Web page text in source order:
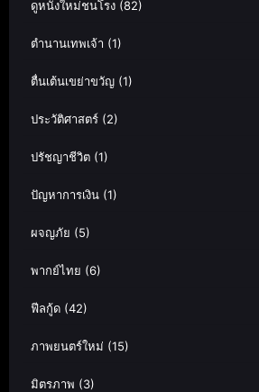
ดูหนังใหม่ชนโรง (82)
ตำนานเทพเจ้า (1)
ตื่นเต้นเขย่าขวัญ (1)
ประวัติศาสตร์ (2)
ปรัชญาชีวิต (1)
ปัญหาการเงิน (1)
ผจญภัย (5)
พากย์ไทย (6)
ฟีลกู้ด (42)
ภาพยนตร์ใหม่ (15)
มิตรภาพ (3)